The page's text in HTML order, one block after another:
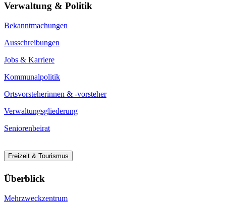
Verwaltung & Politik
Bekanntmachungen
Ausschreibungen
Jobs & Karriere
Kommunalpolitik
Ortsvorsteherinnen & -vorsteher
Verwaltungsgliederung
Seniorenbeirat
Freizeit & Tourismus
Überblick
Mehrzweckzentrum